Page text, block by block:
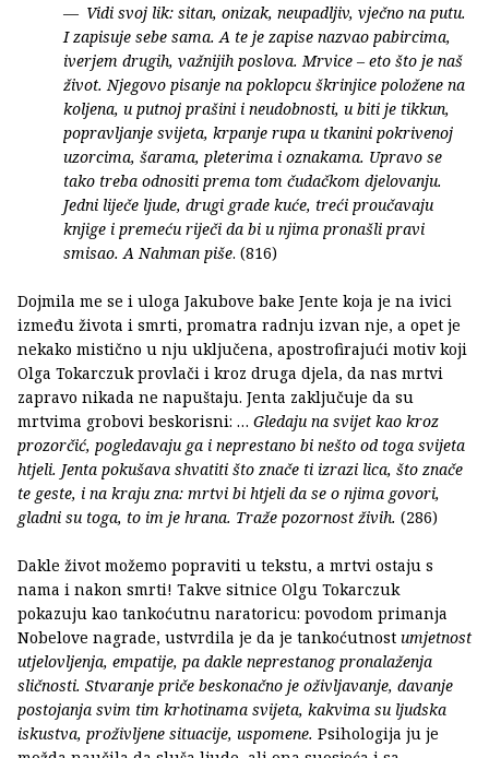
Vidi svoj lik: sitan, onizak, neupadljiv, vječno na putu.
I zapisuje sebe sama. A te je zapise nazvao pabircima,
iverjem drugih, važnijih poslova. Mrvice – eto što je naš
život. Njegovo pisanje na poklopcu škrinjice položene na
koljena, u putnoj prašini i neudobnosti, u biti je tikkun,
popravljanje svijeta, krpanje rupa u tkanini pokrivenoj
uzorcima, šarama, pleterima i oznakama. Upravo se
tako treba odnositi prema tom čudačkom djelovanju.
Jedni liječe ljude, drugi grade kuće, treći proučavaju
knjige i premeću riječi da bi u njima pronašli pravi
smisao. A Nahman piše. (816)
Dojmila me se i uloga Jakubove bake Jente koja je na ivici
između života i smrti, promatra radnju izvan nje, a opet je
nekako mistično u nju uključena, apostrofirajući motiv koji
Olga Tokarczuk provlači i kroz druga djela, da nas mrtvi
zapravo nikada ne napuštaju. Jenta zaključuje da su
mrtvima grobovi beskorisni: … Gledaju na svijet kao kroz
prozorčić, pogledavaju ga i neprestano bi nešto od toga svijeta
htjeli. Jenta pokušava shvatiti što znače ti izrazi lica, što znače
te geste, i na kraju zna: mrtvi bi htjeli da se o njima govori,
gladni su toga, to im je hrana. Traže pozornost živih. (286)
Dakle život možemo popraviti u tekstu, a mrtvi ostaju s
nama i nakon smrti! Takve sitnice Olgu Tokarczuk
pokazuju kao tankoćutnu naratoricu: povodom primanja
Nobelove nagrade, ustvrdila je da je tankoćutnost umjetnost
utjelovljenja, empatije, pa dakle neprestanog pronalaženja
sličnosti. Stvaranje priče beskonačno je oživljavanje, davanje
postojanja svim tim krhotinama svijeta, kakvima su ljudska
iskustva, proživljene situacije, uspomene. Psihologija ju je